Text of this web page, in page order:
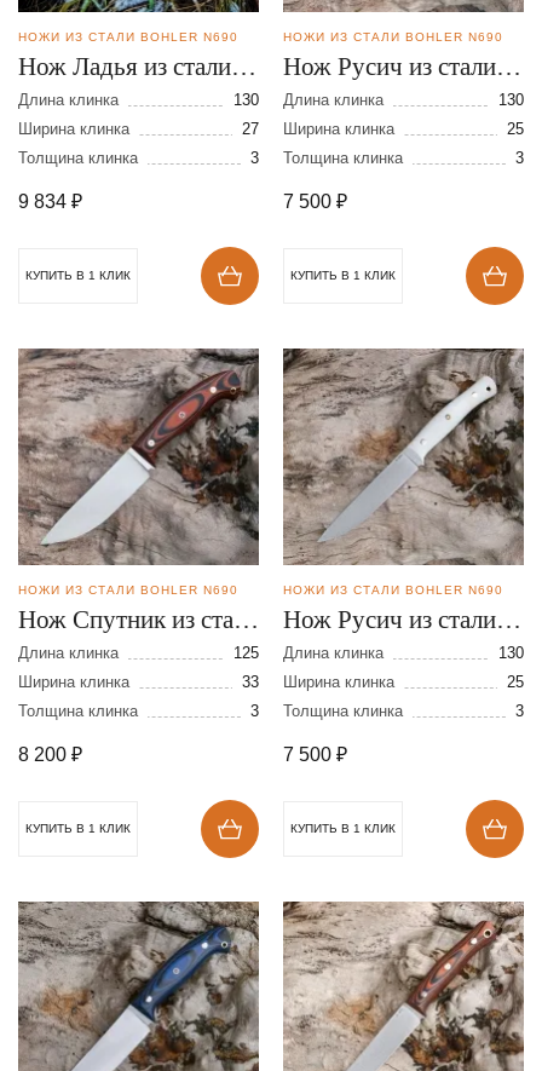
НОЖИ ИЗ СТАЛИ BOHLER N690
Нож Ладья из стали
N690
Длина клинка
130
Ширина клинка
27
Толщина клинка
3
9 834 ₽
КУПИТЬ В 1 КЛИК
НОЖИ ИЗ СТАЛИ BOHLER N690
Нож Русич из стали
N690
Длина клинка
130
Ширина клинка
25
Толщина клинка
3
7 500 ₽
КУПИТЬ В 1 КЛИК
НОЖИ ИЗ СТАЛИ BOHLER N690
Нож Спутник из стали
N690
Длина клинка
125
Ширина клинка
33
Толщина клинка
3
8 200 ₽
КУПИТЬ В 1 КЛИК
НОЖИ ИЗ СТАЛИ BOHLER N690
Нож Русич из стали
N690
Длина клинка
130
Ширина клинка
25
Толщина клинка
3
7 500 ₽
КУПИТЬ В 1 КЛИК